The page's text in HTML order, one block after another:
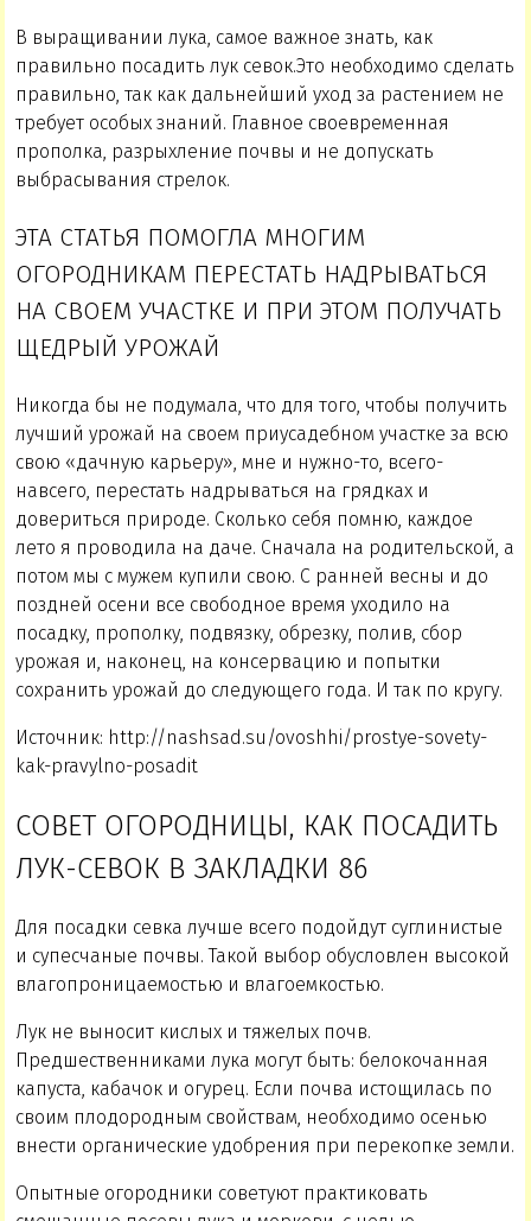
В выращивании лука, самое важное знать, как
правильно посадить лук севок.Это необходимо сделать
правильно, так как дальнейший уход за растением не
требует особых знаний. Главное своевременная
прополка, разрыхление почвы и не допускать
выбрасывания стрелок.
ЭТА СТАТЬЯ ПОМОГЛА МНОГИМ
ОГОРОДНИКАМ ПЕРЕСТАТЬ НАДРЫВАТЬСЯ
НА СВОЕМ УЧАСТКЕ И ПРИ ЭТОМ ПОЛУЧАТЬ
ЩЕДРЫЙ УРОЖАЙ
Никогда бы не подумала, что для того, чтобы получить
лучший урожай на своем приусадебном участке за всю
свою «дачную карьеру», мне и нужно-то, всего-
навсего, перестать надрываться на грядках и
довериться природе. Сколько себя помню, каждое
лето я проводила на даче. Сначала на родительской, а
потом мы с мужем купили свою. С ранней весны и до
поздней осени все свободное время уходило на
посадку, прополку, подвязку, обрезку, полив, сбор
урожая и, наконец, на консервацию и попытки
сохранить урожай до следующего года. И так по кругу.
Источник: http://nashsad.su/ovoshhi/prostye-sovety-
kak-pravylno-posadit
СОВЕТ ОГОРОДНИЦЫ, КАК ПОСАДИТЬ
ЛУК-СЕВОК В ЗАКЛАДКИ 86
Для посадки севка лучше всего подойдут суглинистые
и супесчаные почвы. Такой выбор обусловлен высокой
влагопроницаемостью и влагоемкостью.
Лук не выносит кислых и тяжелых почв.
Предшественниками лука могут быть: белокочанная
капуста, кабачок и огурец. Если почва истощилась по
своим плодородным свойствам, необходимо осенью
внести органические удобрения при перекопке земли.
Опытные огородники советуют практиковать